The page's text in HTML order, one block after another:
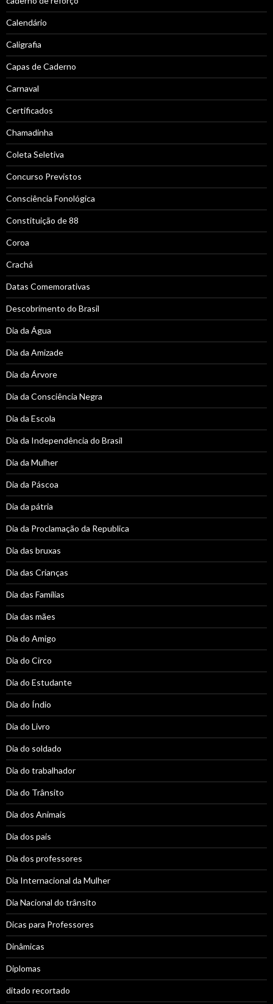
Calendário
Caligrafia
Capas de Caderno
Carnaval
Certificados
Chamadinha
Coleta Seletiva
Concurso Previstos
Consciência Fonológica
Constituição de 88
Coroa
Crachá
Datas Comemorativas
Descobrimento do Brasil
Dia da Água
Dia da Amizade
Dia da Árvore
Dia da Consciência Negra
Dia da Escola
Dia da Independência do Brasil
Dia da Mulher
Dia da Páscoa
Dia da pátria
Dia da Proclamação da Republica
Dia das bruxas
Dia das Crianças
Dia das Famílias
Dia das mães
Dia do Amigo
Dia do Circo
Dia do Estudante
Dia do Índio
Dia do Livro
Dia do soldado
Dia do trabalhador
Dia do Trânsito
Dia dos Animais
Dia dos pais
Dia dos professores
Dia Internacional da Mulher
Dia Nacional do trânsito
Dicas para Professores
Dinâmicas
Diplomas
ditado recortado